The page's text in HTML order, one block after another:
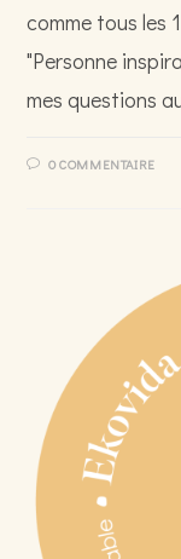
comme tous les
"Personne
mes questions
0 COMMENTAIRE